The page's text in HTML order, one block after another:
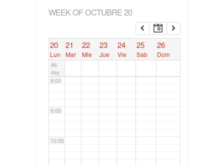
WEEK OF OCTUBRE 20
20
Lun
21
Mar
22
Mie
23
Jue
24
Vie
25
Sab
26
Dom
All-
day
7:00
8:00
9:00
10:00